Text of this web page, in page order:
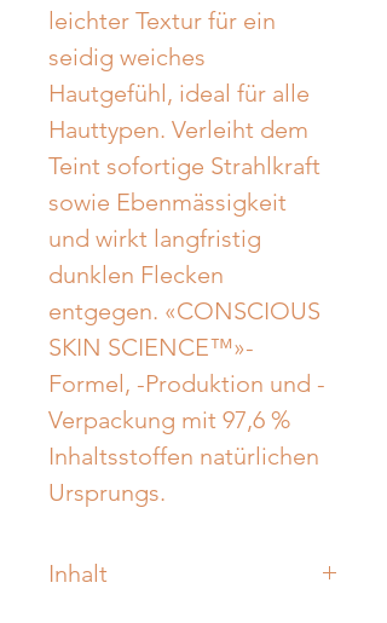
leichter Textur für ein
seidig weiches
Hautgefühl, ideal für alle
Hauttypen. Verleiht dem
Teint sofortige Strahlkraft
sowie Ebenmässigkeit
und wirkt langfristig
dunklen Flecken
entgegen. «CONSCIOUS
SKIN SCIENCE™»-
Formel, -Produktion und -
Verpackung mit 97,6 %
Inhaltsstoffen natürlichen
Ursprungs.
Inhalt